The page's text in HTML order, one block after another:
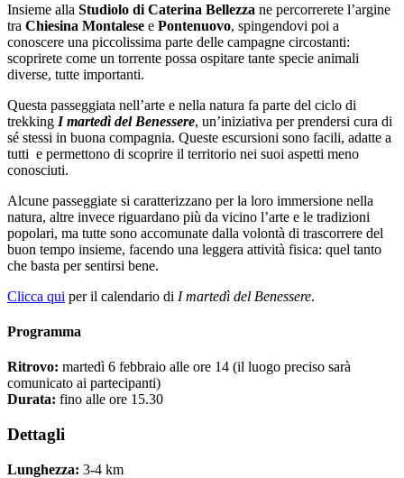
Insieme alla Studiolo di Caterina Bellezza ne percorrerete l’argine
tra Chiesina Montalese e Pontenuovo, spingendovi poi a
conoscere una piccolissima parte delle campagne circostanti:
scoprirete come un torrente possa ospitare tante specie animali
diverse, tutte importanti.
Questa passeggiata nell’arte e nella natura fa parte del ciclo di
trekking I martedì del Benessere, un’iniziativa per prendersi cura di
sé stessi in buona compagnia. Queste escursioni sono facili, adatte a
tutti e permettono di scoprire il territorio nei suoi aspetti meno
conosciuti.
Alcune passeggiate si caratterizzano per la loro immersione nella
natura, altre invece riguardano più da vicino l’arte e le tradizioni
popolari, ma tutte sono accomunate dalla volontà di trascorrere del
buon tempo insieme, facendo una leggera attività fisica: quel tanto
che basta per sentirsi bene.
Clicca qui per il calendario di I martedì del Benessere.
Programma
Ritrovo: martedì 6 febbraio alle ore 14 (il luogo preciso sarà
comunicato ai partecipanti)
Durata: fino alle ore 15.30
Dettagli
Lunghezza: 3-4 km